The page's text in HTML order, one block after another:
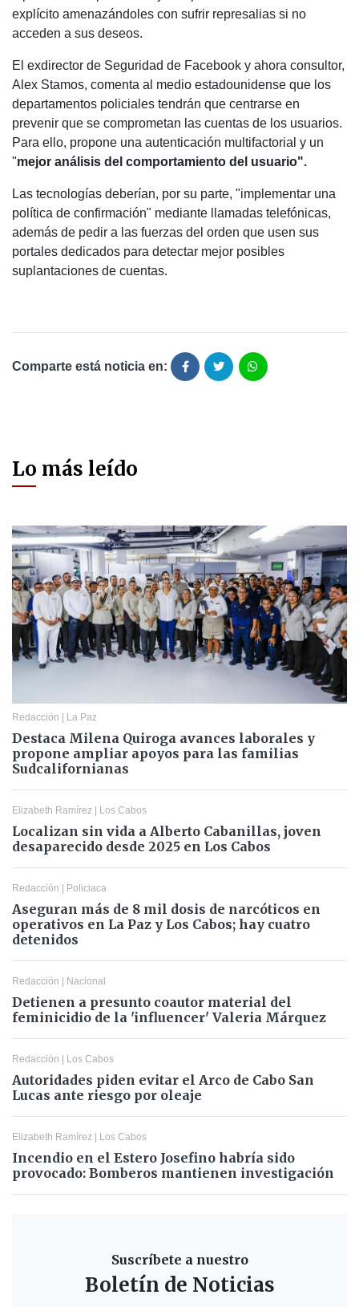
explícito amenazándoles con sufrir represalias si no
acceden a sus deseos.
El exdirector de Seguridad de Facebook y ahora consultor,
Alex Stamos, comenta al medio estadounidense que los
departamentos policiales tendrán que centrarse en
prevenir que se comprometan las cuentas de los usuarios.
Para ello, propone una autenticación multifactorial y un
"mejor análisis del comportamiento del usuario".
Las tecnologías deberían, por su parte, "implementar una
política de confirmación" mediante llamadas telefónicas,
además de pedir a las fuerzas del orden que usen sus
portales dedicados para detectar mejor posibles
suplantaciones de cuentas.
Comparte está noticia en:
Lo más leído
Redacción | La Paz
Destaca Milena Quiroga avances laborales y
propone ampliar apoyos para las familias
Sudcalifornianas
Elizabeth Ramírez | Los Cabos
Localizan sin vida a Alberto Cabanillas, joven
desaparecido desde 2025 en Los Cabos
Redacción | Policiaca
Aseguran más de 8 mil dosis de narcóticos en
operativos en La Paz y Los Cabos; hay cuatro
detenidos
Redacción | Nacional
Detienen a presunto coautor material del
feminicidio de la 'influencer' Valeria Márquez
Redacción | Los Cabos
Autoridades piden evitar el Arco de Cabo San
Lucas ante riesgo por oleaje
Elizabeth Ramírez | Los Cabos
Incendio en el Estero Josefino habría sido
provocado: Bomberos mantienen investigación
Suscríbete a nuestro
Boletín de Noticias